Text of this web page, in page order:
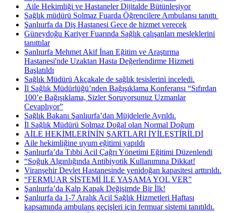
​ Aile Hekimliği ve Hastaneler Dijitalde Bütünleşiyor
Sağlık müdürü Solmaz Fuarda Öğrencilere Ambulansı tanıttı ​
Şanlıurfa da Diş Hastanesi Gece de hizmet verecek
Güneydoğu Kariyer Fuarında Sağlık çalışanları mesleklerini
tanıttılar
Şanlıurfa Mehmet Akif İnan Eğitim ve Araştırma
Hastanesi'nde Uzaktan Hasta Değerlendirme Hizmeti
Başlatıldı
Sağlık Müdürü Akçakale de sağlık tesislerini inceledi.
İl Sağlık Müdürlüğü’nden Bağışıklama Konferansı “Sıfırdan
100’e Bağışıklama, Sizler Soruyorsunuz Uzmanlar
Cevaplıyor”
Sağlık Bakanı Şanlıurfa’dan Müjdelerle Ayrıldı.
İl Sağlık Müdürü Solmaz Doğal olan Normal Doğum
AİLE HEKİMLERİNİN ŞARTLARI İYİLEŞTİRİLDİ
Aile hekimliğine uyum eğitimi yapıldı
Şanlıurfa’da Tıbbi Acil Çağrı Yönetimi Eğitimi Düzenlendi
“Soğuk Algınlığında Antibiyotik Kullanımına Dikkat!
Viranşehir Devlet Hastanesinde yenidoğan kapasitesi arttırıldı.
“FERMUAR SİSTEMİ İLE YAŞAMA YOL VER”
Şanlıurfa’da Kalp Kapak Değişimde Bir İlk!
Şanlıurfa da 1-7 Aralık Acil Sağlık Hizmetleri Haftası
kapsamında ambulans geçişleri için fermuar sistemi tanıtıldı.